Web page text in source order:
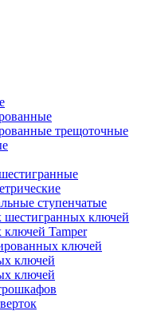
трещоточные
ступенчатые
ключей
Tamper
ключей
ключей
ключей